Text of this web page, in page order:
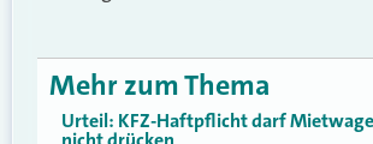
Mehr zum Thema
Urteil: KFZ-Haftpflicht darf